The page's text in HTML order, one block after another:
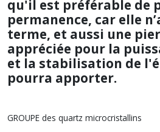
qu'il est préférable de
permanence, car elle
terme, et aussi une
appréciée pour la
et la stabilisation de
pourra apporter.
GROUPE des quartz microcristallins